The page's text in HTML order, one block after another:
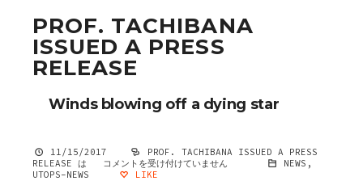
PROF. TACHIBANA
ISSUED A PRESS
RELEASE
Winds blowing off a dying star
11/15/2017
PROF. TACHIBANA ISSUED A PRESS
RELEASE は
コメントを受け付けていません NEWS ,
UTOPS-NEWS
LIKE